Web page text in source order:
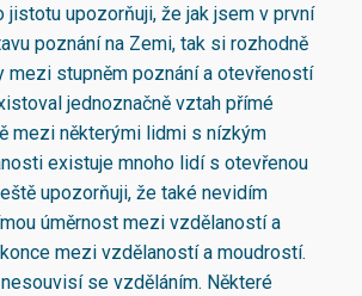
jistotu upozorňuji, že jak jsem v první
poznání na Zemi, tak si rozhodně
mezi stupněm poznání a otevřeností
jednoznačně vztah přímé
mezi některými lidmi s nízkým
existuje mnoho lidí s otevřenou
upozorňuji, že také nevidím
úměrnost mezi vzdělaností a
mezi vzdělaností a moudrostí.
se vzděláním. Některé